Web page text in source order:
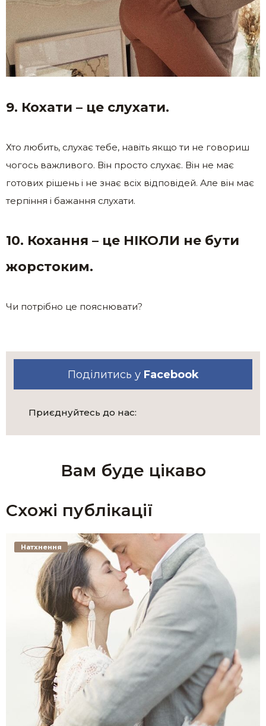
9. Кохати – це слухати.
Хто любить, слухає тебе, навіть якщо ти не говориш
чогось важливого. Він просто слухає. Він не має
готових рішень і не знає всіх відповідей. Але він має
терпіння і бажання слухати.
10. Кохання – це НІКОЛИ не бути
жорстоким.
Чи потрібно це пояснювати?
Поділитись у Facebook
Приєднуйтесь до нас:
Вам буде цікаво
Схожі публікації
Натхнення